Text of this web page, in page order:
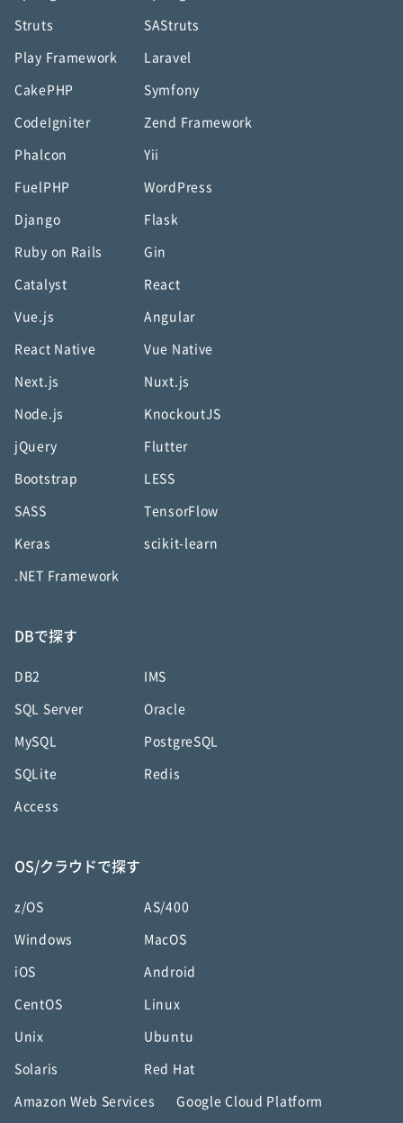
Struts SAStruts
Play Framework Laravel
CakePHP Symfony
CodeIgniter Zend Framework
Phalcon Yii
FuelPHP WordPress
Django Flask
Ruby on Rails Gin
Catalyst React
Vue.js Angular
React Native Vue Native
Next.js Nuxt.js
Node.js KnockoutJS
jQuery Flutter
Bootstrap LESS
SASS TensorFlow
Keras scikit-learn
.NET Framework
DBで探す
DB2 IMS
SQL Server Oracle
MySQL PostgreSQL
SQLite Redis
Access
OS/クラウドで探す
z/OS AS/400
Windows MacOS
iOS Android
CentOS Linux
Unix Ubuntu
Solaris Red Hat
Amazon Web Services Google Cloud Platform